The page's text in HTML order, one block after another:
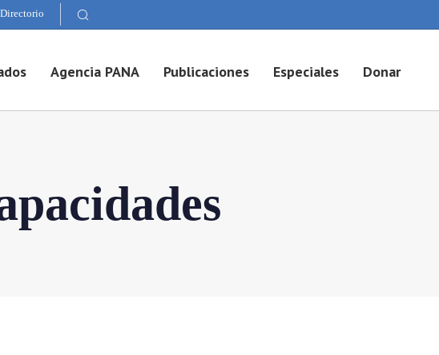
Directorio
Agencia PANA Publicaciones Especiales Donar